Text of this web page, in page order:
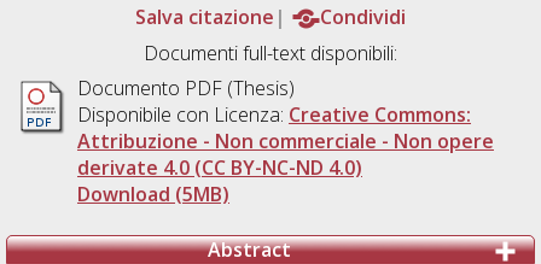
Salva citazione
Condividi
Documenti full-text disponibili:
Documento PDF (Thesis)
Disponibile con Licenza: Creative Commons:
Attribuzione - Non commerciale - Non opere
derivate 4.0 (CC BY-NC-ND 4.0)
Download (5MB)
Abstract